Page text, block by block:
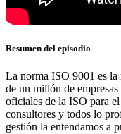
Resumen del episodio
La norma ISO 9001 es la
de un millón de
oficiales de la ISO para
consultores y todos lo
gestión la entendamos a